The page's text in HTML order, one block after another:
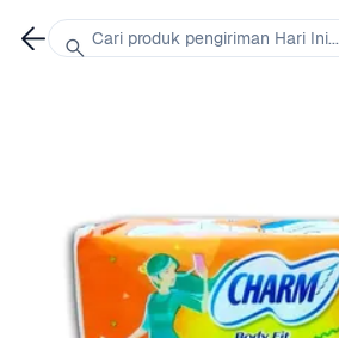
Cari produk pengiriman Hari Ini...